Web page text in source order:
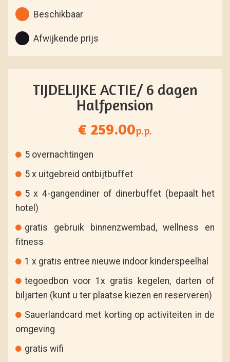
Beschikbaar
Afwijkende prijs
TIJDELIJKE ACTIE/ 6 dagen
Halfpension
€ 259.00p.p.
5 overnachtingen
5 x uitgebreid ontbijtbuffet
5 x 4-gangendiner of dinerbuffet (bepaalt het
hotel)
gratis gebruik binnenzwembad, wellness en
fitness
1 x gratis entree nieuwe indoor kinderspeelhal
tegoedbon voor 1x gratis kegelen, darten of
biljarten (kunt u ter plaatse kiezen en reserveren)
Sauerlandcard met korting op activiteiten in de
omgeving
gratis wifi